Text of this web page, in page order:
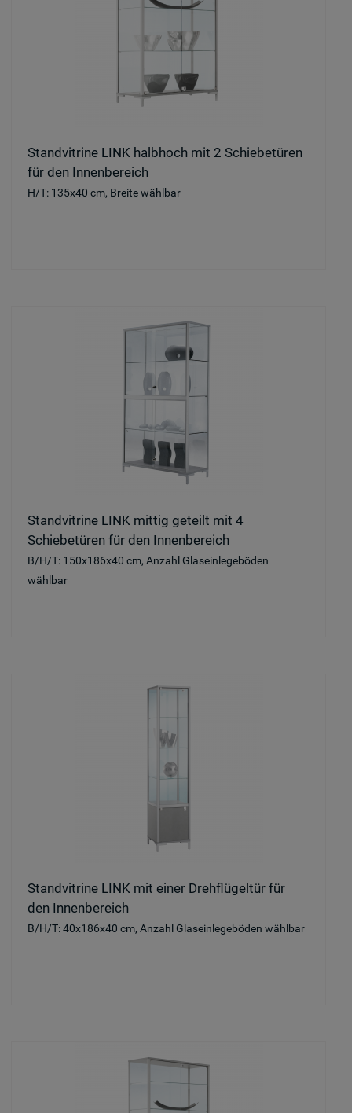
Standvitrine LINK halbhoch mit 2 Schiebetüren
für den Innenbereich
H/T: 135x40 cm, Breite wählbar
Standvitrine LINK mittig geteilt mit 4
Schiebetüren für den Innenbereich
B/H/T: 150x186x40 cm, Anzahl Glaseinlegeböden
wählbar
Standvitrine LINK mit einer Drehflügeltür für
den Innenbereich
B/H/T: 40x186x40 cm, Anzahl Glaseinlegeböden wählbar